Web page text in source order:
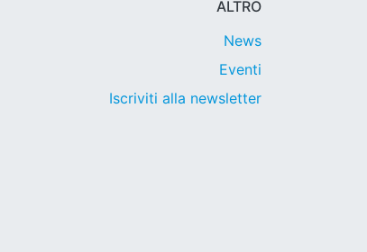
ALTRO
News
Eventi
Iscriviti alla newsletter